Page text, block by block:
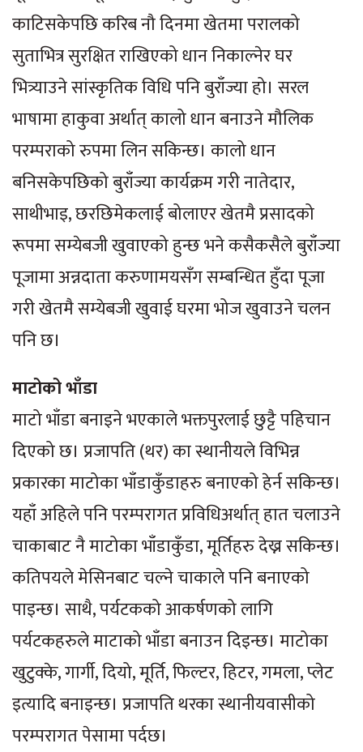
काटिसकेपछि करिब नौ दिनमा खेतमा परालको
सुताभित्र सुरक्षित राखिएको धान निकाल्नेर घर
भित्र्याउने सांस्कृतिक विधि पनि बुराँज्या हो। सरल
भाषामा हाकुवा अर्थात् कालो धान बनाउने मौलिक
परम्पराको रुपमा लिन सकिन्छ। कालो धान
बनिसकेपछिको बुराँज्या कार्यक्रम गरी नातेदार,
साथीभाइ, छरछिमेकलाई बोलाएर खेतमै प्रसादको
रूपमा सम्येबजी खुवाएको हुन्छ भने कसैकसैले बुराँज्या
पूजामा अन्नदाता करुणामयसँग सम्बन्धित हुँदा पूजा
गरी खेतमै सम्येबजी खुवाई घरमा भोज खुवाउने चलन
पनि छ।
माटोको भाँडा
माटो भाँडा बनाइने भएकाले भक्तपुरलाई छुट्टै पहिचान
दिएको छ। प्रजापति (थर) का स्थानीयले विभिन्न
प्रकारका माटोका भाँडाकुँडाहरु बनाएको हेर्न सकिन्छ।
यहाँ अहिले पनि परम्परागत प्रविधिअर्थात् हात चलाउने
चाकाबाट नै माटोका भाँडाकुँडा, मूर्तिहरु देख्न सकिन्छ।
कतिपयले मेसिनबाट चल्ने चाकाले पनि बनाएको
पाइन्छ। साथै, पर्यटकको आकर्षणको लागि
पर्यटकहरुले माटाको भाँडा बनाउन दिइन्छ। माटोका
खुटुक्के, गार्गी, दियो, मूर्ति, फिल्टर, हिटर, गमला, प्लेट
इत्यादि बनाइन्छ। प्रजापति थरका स्थानीयवासीको
परम्परागत पेसामा पर्दछ।